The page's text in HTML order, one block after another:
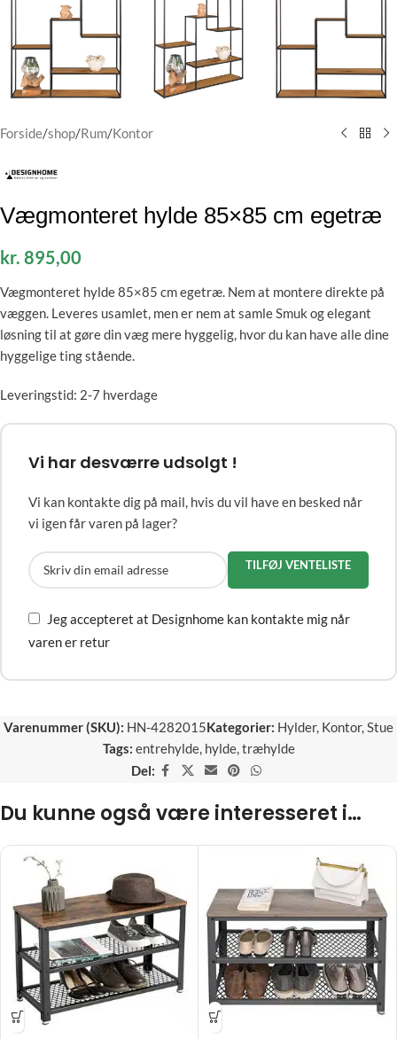
Forside/shop/Rum/Kontor
Vægmonteret hylde 85×85 cm egetræ
kr. 895,00
Vægmonteret hylde 85×85 cm egetræ. Nem at montere direkte på
væggen. Leveres usamlet, men er nem at samle Smuk og elegant
løsning til at gøre din væg mere hyggelig, hvor du kan have alle dine
hyggelige ting stående.
Leveringstid: 2-7 hverdage
Vi har desværre udsolgt !
Vi kan kontakte dig på mail, hvis du vil have en besked når
vi igen får varen på lager?
TILFØJ VENTELISTE
Jeg accepteret at Designhome kan kontakte mig når
varen er retur
Varenummer (SKU): HN-4282015Kategorier: Hylder, Kontor,Stue
Tags: entrehylde, hylde,træhylde
Del:
Du kunne også være interesseret i…